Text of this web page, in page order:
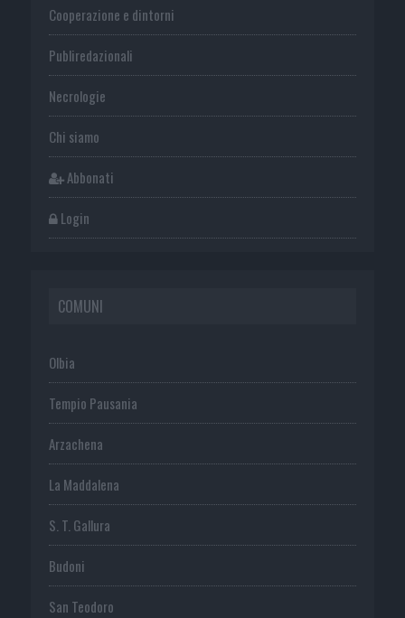
Cooperazione e dintorni
Publiredazionali
Necrologie
Chi siamo
Abbonati
Login
COMUNI
Olbia
Tempio Pausania
Arzachena
La Maddalena
S. T. Gallura
Budoni
San Teodoro